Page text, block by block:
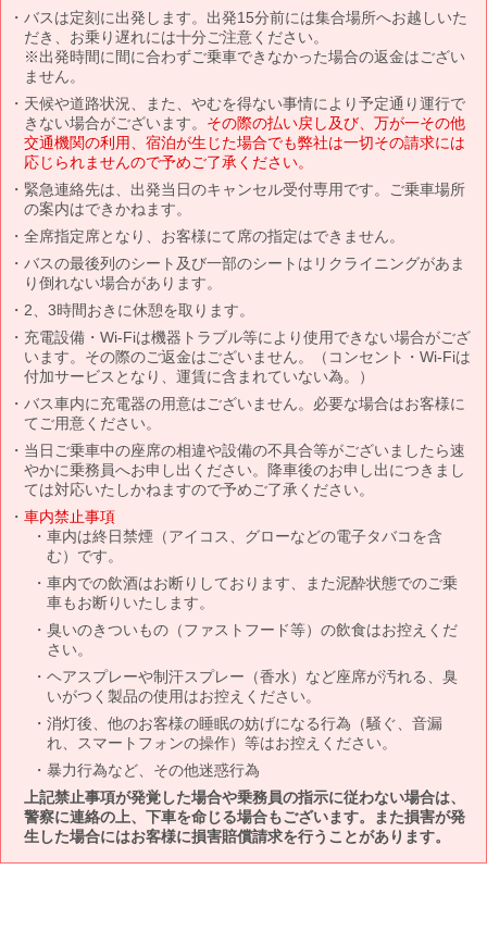
バスは定刻に出発します。出発15分前には集合場所へお越しいた
だき、お乗り遅れには十分ご注意ください。
※出発時間に間に合わずご乗車できなかった場合の返金はござい
ません。
天候や道路状況、また、やむを得ない事情により予定通り運行で
きない場合がございます。 その際の払い戻し及び、万が一その他
交通機関の利用、宿泊が生じた場合でも弊社は一切その請求には
応じられませんので予めご了承ください。
緊急連絡先は、出発当日のキャンセル受付専用です。ご乗車場所
の案内はできかねます。
全席指定席となり、お客様にて席の指定はできません。
バスの最後列のシート及び一部のシートはリクライニングがあま
り倒れない場合があります。
2、3時間おきに休憩を取ります。
充電設備・Wi-Fiは機器トラブル等により使用できない場合がござ
います。その際のご返金はございません。（コンセント・Wi-Fiは
付加サービスとなり、運賃に含まれていない為。）
バス車内に充電器の用意はございません。必要な場合はお客様に
てご用意ください。
当日ご乗車中の座席の相違や設備の不具合等がございましたら速
やかに乗務員へお申し出ください。降車後のお申し出につきまし
ては対応いたしかねますので予めご了承ください。
車内禁止事項
車内は終日禁煙（アイコス、グローなどの電子タバコを含
む）です。
車内での飲酒はお断りしております、また泥酔状態でのご乗
車もお断りいたします。
臭いのきついもの（ファストフード等）の飲食はお控えくだ
さい。
ヘアスプレーや制汗スプレー（香水）など座席が汚れる、臭
いがつく製品の使用はお控えください。
消灯後、他のお客様の睡眠の妨げになる行為（騒ぐ、音漏
れ、スマートフォンの操作）等はお控えください。
暴力行為など、その他迷惑行為
上記禁止事項が発覚した場合や乗務員の指示に従わない場合は、
警察に連絡の上、下車を命じる場合もございます。また損害が発
生した場合にはお客様に損害賠償請求を行うことがあります。